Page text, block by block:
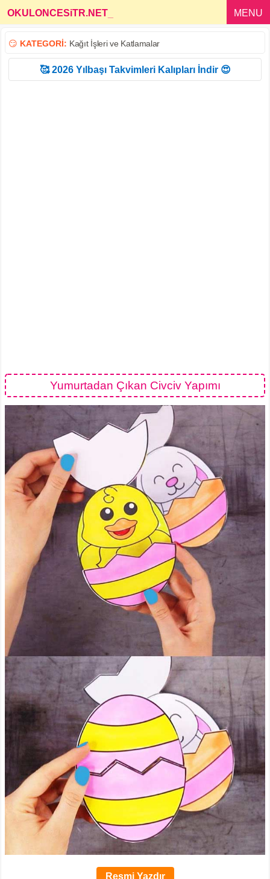
OKULONCESiTR.NET MENU
😏 KATEGORİ: Kağıt İşleri ve Katlamalar
🥰 2026 Yılbaşı Takvimleri Kalıpları İndir 😍
Yumurtadan Çıkan Civciv Yapımı
Resmi Yazdır